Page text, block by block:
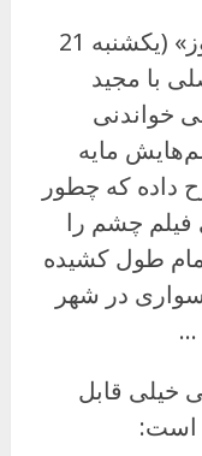
در شماره‌ی اخیر «شهروند امروز» (یکشنبه 21
با مجید
خواندنی
مایه
داده که چطور
فیلم چشم را
طول کشیده
در شهر
…
خیلی قابل
است: